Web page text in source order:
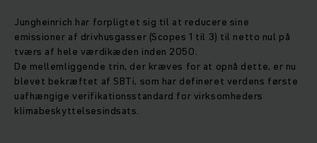
Jungheinrich har forpligtet sig til at reducere sine
emissioner af drivhusgasser (Scopes 1 til 3) til netto nul på
tværs af hele værdikæden inden 2050.
De mellemliggende trin, der kræves for at opnå dette, er nu
blevet bekræftet af SBTi, som har defineret verdens første
uafhængige verifikationsstandard for virksomheders
klimabeskyttelsesindsats.